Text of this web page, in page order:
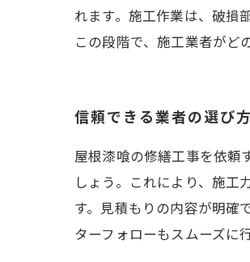
れます。施工作業は、破損
この段階で、施工業者がど
信頼できる業者の選び方
屋根漆喰の修繕工事を依頼
しょう。これにより、施
す。見積もりの内容が明確
ターフォローもスムーズに